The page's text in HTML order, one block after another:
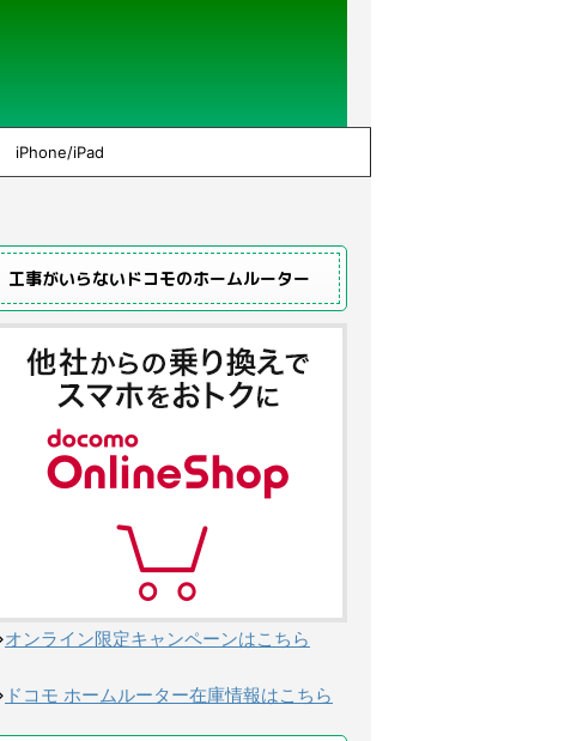
iPhone/iPad
工事がいらないドコモのホームルーター
オンライン限定キャンペーンはこちら
ドコモ ホームルーター在庫情報はこちら